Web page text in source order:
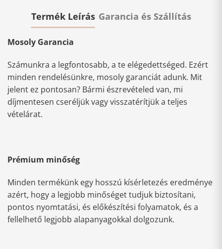
Termék Leírás Garancia és Szállítás
Mosoly Garancia
Számunkra a legfontosabb, a te elégedettséged. Ezért
minden rendelésünkre, mosoly garanciát adunk. Mit
jelent ez pontosan? Bármi észrevételed van, mi
díjmentesen cseréljük vagy visszatérítjük a teljes
vételárat.
Prémium minőség
Minden termékünk egy hosszú kísérletezés eredménye
azért, hogy a legjobb minőséget tudjuk biztosítani,
pontos nyomtatási, és előkészítési folyamatok, és a
fellelhető legjobb alapanyagokkal dolgozunk.